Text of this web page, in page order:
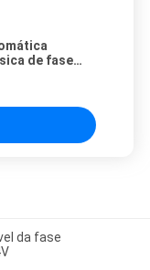
de fase
da fase